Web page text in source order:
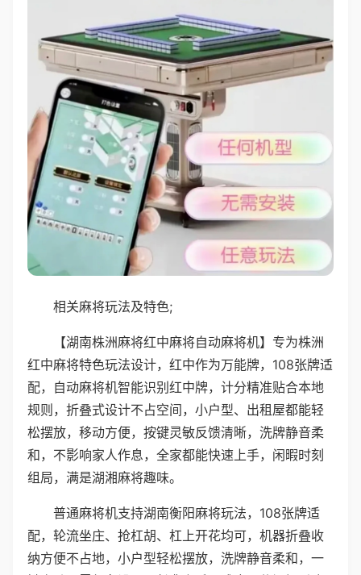
相关麻将玩法及特色;
【湖南株洲麻将红中麻将自动麻将机】专为株洲
红中麻将特色玩法设计，红中作为万能牌，108张牌适
配，自动麻将机智能识别红中牌，计分精准贴合本地
规则，折叠式设计不占空间，小户型、出租屋都能轻
松摆放，移动方便，按键灵敏反馈清晰，洗牌静音柔
和，不影响家人作息，全家都能快速上手，闲暇时刻
组局，满是湖湘麻将趣味。
普通麻将机支持湖南衡阳麻将玩法，108张牌适
配，轮流坐庄、抢杠胡、杠上开花均可，机器折叠收
纳方便不占地，小户型轻松摆放，洗牌静音柔和，一